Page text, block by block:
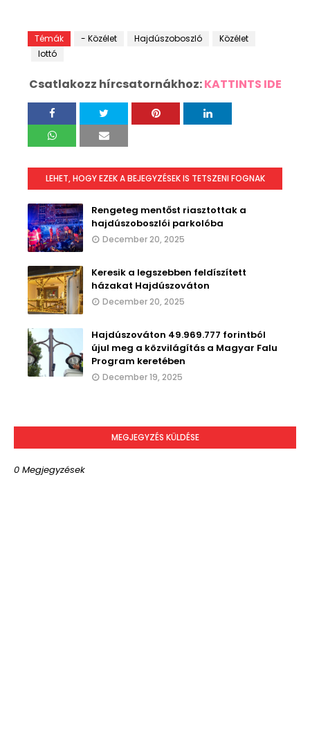
Témák - Közélet Hajdúszoboszló
Közélet
lottó
Csatlakozz hírcsatornákhoz:KATTINTS IDE
LEHET, HOGY EZEK A BEJEGYZÉSEK IS TETSZENI FOGNAK
Rengeteg mentőst riasztottak a
hajdúszoboszlói parkolóba
December 20, 2025
Keresik a legszebben feldíszített
házakat Hajdúszováton
December 20, 2025
Hajdúszováton 49.969.777 forintból
újul meg a közvilágítás a Magyar Falu
Program keretében
December 19, 2025
MEGJEGYZÉS KÜLDÉSE
0 Megjegyzések